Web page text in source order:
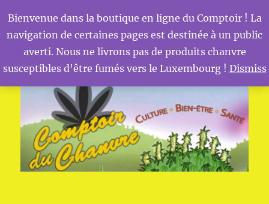
Comptoir du Chanvre
MENU
Bienvenue dans la boutique en ligne du Comptoir ! La
navigation de certaines pages est destinée à un public
averti. Nous ne livrons pas de produits chanvre
susceptibles d'être fumés vers le Luxembourg ! Dismiss